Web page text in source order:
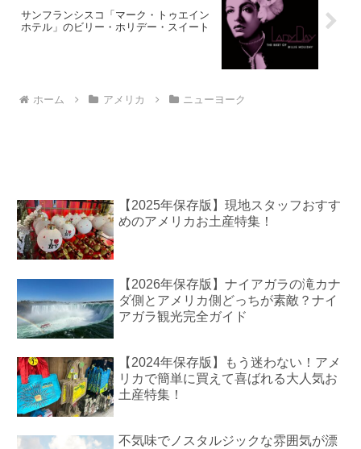
サンフランシスコ「マーク・トゥエイン
ホテル」のビリー・ホリデー・スイート
ホーム アメリカ ニューヨーク
【2025年保存版】現地スタッフおすす
めのアメリカお土産特集！
【2026年保存版】ナイアガラの滝カナ
ダ側とアメリカ側どっちが素敵？ナイ
アガラ観光完全ガイド
【2024年保存版】もう迷わない！アメ
リカで簡単に買えて喜ばれる大人気お
土産特集！
不気味でノスタルジックな雰囲気が漂